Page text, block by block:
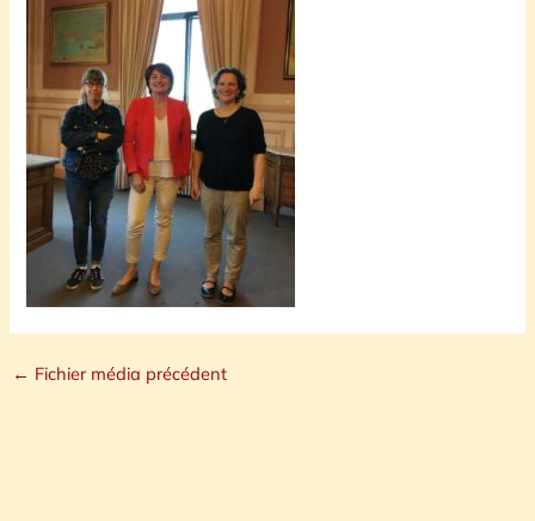
← Fichier média précédent